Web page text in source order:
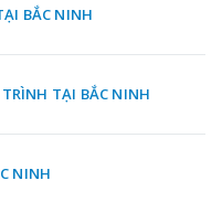
BẮC NINH
TẠI BẮC NINH
NINH